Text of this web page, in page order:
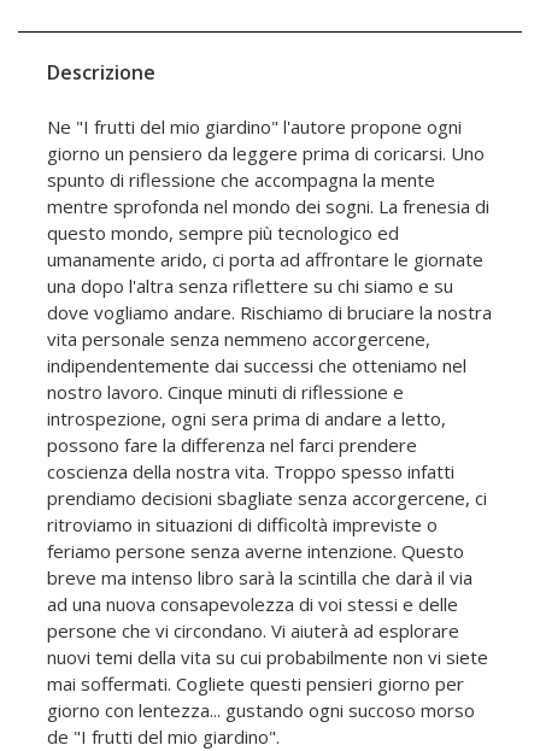
Descrizione
Ne "I frutti del mio giardino" l'autore propone ogni
giorno un pensiero da leggere prima di coricarsi. Uno
spunto di riflessione che accompagna la mente
mentre sprofonda nel mondo dei sogni. La frenesia di
questo mondo, sempre più tecnologico ed
umanamente arido, ci porta ad affrontare le giornate
una dopo l'altra senza riflettere su chi siamo e su
dove vogliamo andare. Rischiamo di bruciare la nostra
vita personale senza nemmeno accorgercene,
indipendentemente dai successi che otteniamo nel
nostro lavoro. Cinque minuti di riflessione e
introspezione, ogni sera prima di andare a letto,
possono fare la differenza nel farci prendere
coscienza della nostra vita. Troppo spesso infatti
prendiamo decisioni sbagliate senza accorgercene, ci
ritroviamo in situazioni di difficoltà impreviste o
feriamo persone senza averne intenzione. Questo
breve ma intenso libro sarà la scintilla che darà il via
ad una nuova consapevolezza di voi stessi e delle
persone che vi circondano. Vi aiuterà ad esplorare
nuovi temi della vita su cui probabilmente non vi siete
mai soffermati. Cogliete questi pensieri giorno per
giorno con lentezza... gustando ogni succoso morso
de "I frutti del mio giardino".